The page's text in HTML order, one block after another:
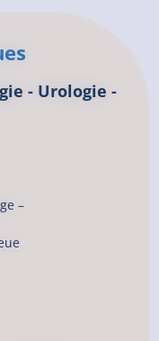
- Urologie -
–